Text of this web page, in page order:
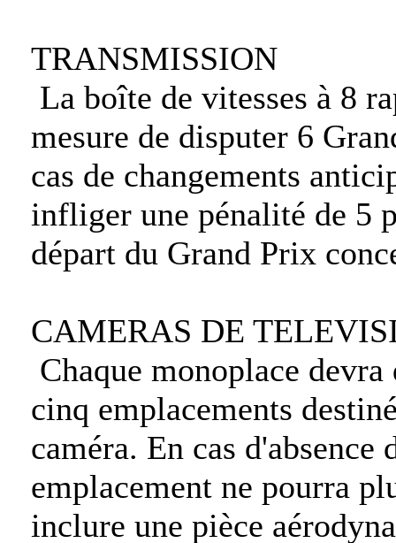
TRANSMISSION
La boîte de vitesses à 8
mesure de disputer 6
cas de changements
infliger une pénalité de 5
départ du Grand Prix
CAMERAS DE
Chaque monoplace
cinq emplacements
caméra. En cas d'absence
emplacement ne pourra
inclure une pièce